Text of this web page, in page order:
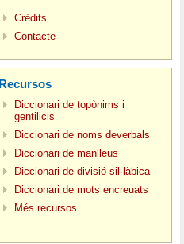
Crèdits
Contacte
Recursos
Diccionari de topònims i
gentilicis
Diccionari de noms deverbals
Diccionari de manlleus
Diccionari de divisió sil·làbica
Diccionari de mots encreuats
Més recursos